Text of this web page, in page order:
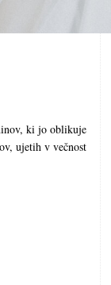
ki jo oblikuje
ujetih v večnost